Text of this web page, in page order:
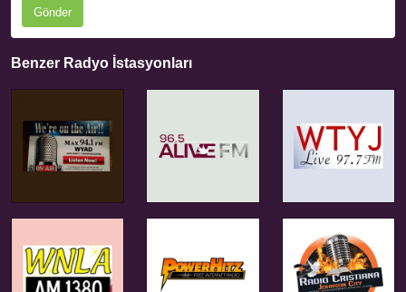
Gönder
Benzer Radyo İstasyonları